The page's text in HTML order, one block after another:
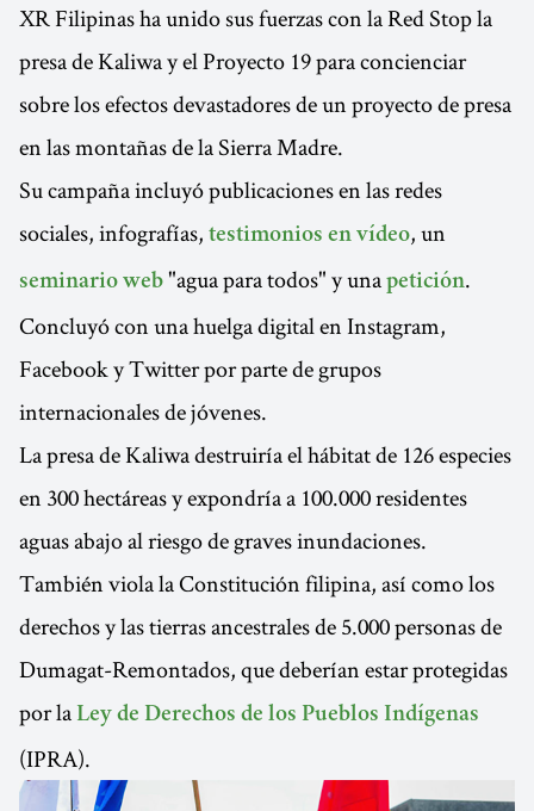
XR Filipinas ha unido sus fuerzas con la Red Stop la
presa de Kaliwa y el Proyecto 19 para concienciar
sobre los efectos devastadores de un proyecto de presa
en las montañas de la Sierra Madre.
Su campaña incluyó publicaciones en las redes
sociales, infografías, testimonios en vídeo, un
seminario web "agua para todos" y una petición.
Concluyó con una huelga digital en Instagram,
Facebook y Twitter por parte de grupos
internacionales de jóvenes.
La presa de Kaliwa destruiría el hábitat de 126 especies
en 300 hectáreas y expondría a 100.000 residentes
aguas abajo al riesgo de graves inundaciones.
También viola la Constitución filipina, así como los
derechos y las tierras ancestrales de 5.000 personas de
Dumagat-Remontados, que deberían estar protegidas
por la Ley de Derechos de los Pueblos Indígenas
(IPRA).